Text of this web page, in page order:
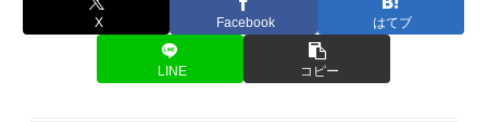
X Facebook はてブ
LINE コピー